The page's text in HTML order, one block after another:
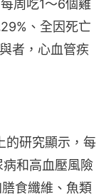
周吃1～6個雞
、全因死亡
者，心血管疾
的研究顯示，每
和高血壓風險
食纖維、魚類